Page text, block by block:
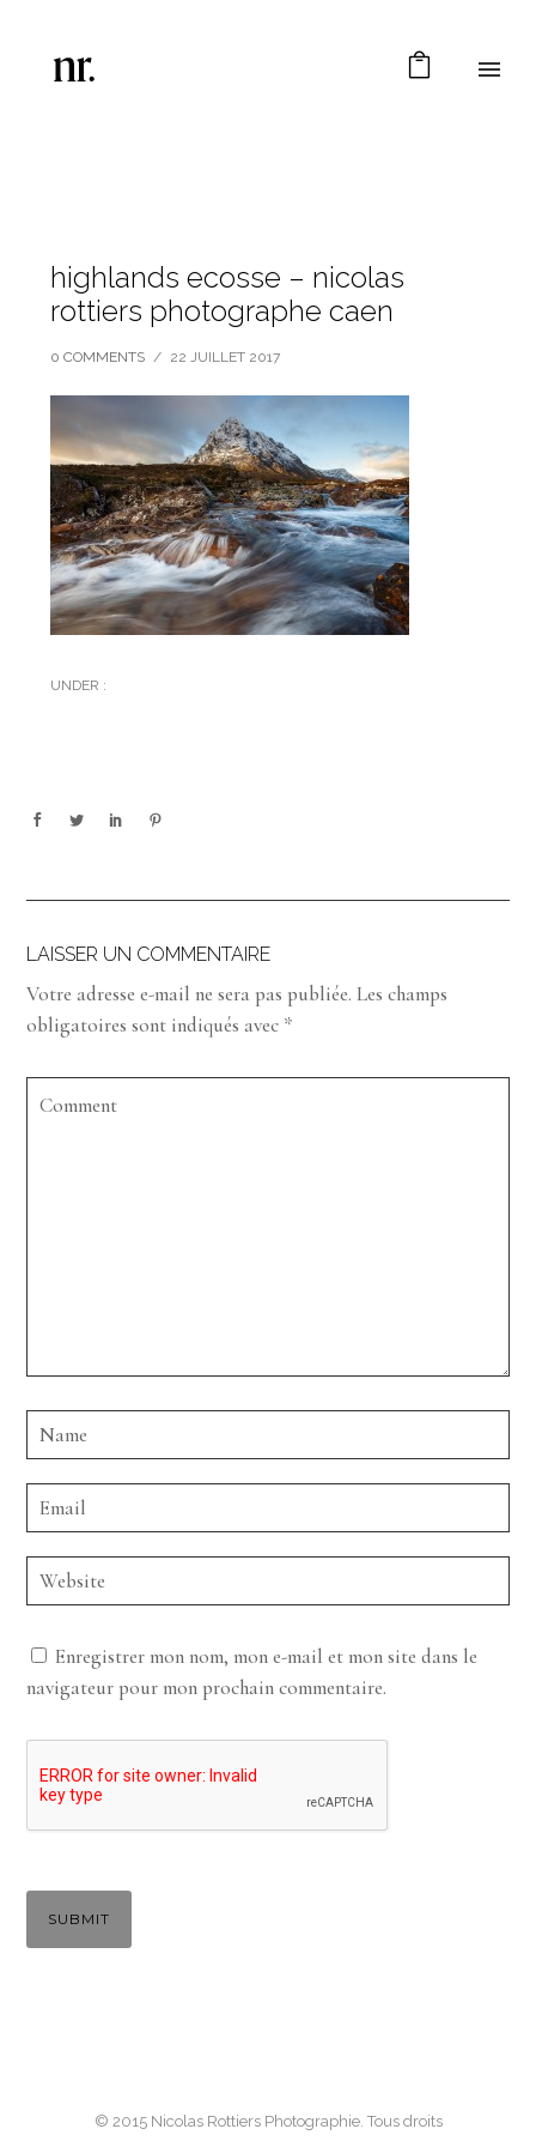
highlands ecosse – nicolas
rottiers photographe caen
0 COMMENTS / 22 JUILLET 2017
UNDER :
LAISSER UN COMMENTAIRE
Votre adresse e-mail ne sera pas publiée. Les champs
obligatoires sont indiqués avec *
Enregistrer mon nom, mon e-mail et mon site dans le
navigateur pour mon prochain commentaire.
© 2015 Nicolas Rottiers Photographie. Tous droits